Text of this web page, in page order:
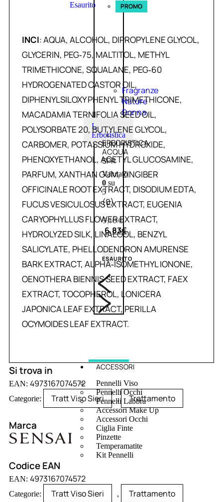
Esaurito PROMO
Fragranze
Nature
Donna
L
Erboristica
L’
ERBORISTICA
ACQUA
SPR
Valutato
0su
5
(0)
9,10€
6,83€
ESAURITO
ACCESSORI
Pennelli Viso
Pennelli Occhi
Pennelli Labbra
Accessori Make Up
Accessori Occhi
Ciglia Finte
Pinzette
Temperamatite
Kit Pennelli
INCI: AQUA, ALCOHOL, DIPROPYLENE GLYCOL,
GLYCERIN, PEG‑75, MALTITOL, METHYL
TRIMETHICONE, SQUALANE, PEG‑60
HYDROGENATED CASTOR OIL,
DIPHENYLSILOXY PHENYL TRIMETHICONE,
MACADAMIA TERNIFOLIA SEED OIL,
POLYSORBATE 20, BUTYLENE GLYCOL,
CARBOMER, POTASSIUM HYDROXIDE,
PHENOXYETHANOL, ACETYL GLUCOSAMINE,
PARFUM, XANTHAN GUM, ZINGIBER
OFFICINALE ROOT EXTRACT, DISODIUM EDTA,
FUCUS VESICULOSUS EXTRACT, EUGENIA
CARYOPHYLLUS FLOWER EXTRACT,
HYDROLYZED SILK, LINALOOL, BENZYL
SALICYLATE, PHELLODENDRON AMURENSE
BARK EXTRACT, ALPHA‑ISOMETHYL IONONE,
OENOTHERA BIENNIS SEED EXTRACT, FAEX
EXTRACT, TOCOPHEROL, LONICERA
JAPONICA LEAF EXTRACT, PERILLA
OCYMOIDES LEAF EXTRACT.
Si trova in
EAN: 4973167074572
Categorie: Tratt Viso Sieri , Trattamento
Marca
Codice EAN
EAN: 4973167074572
Categorie: Tratt Viso Sieri , Trattamento